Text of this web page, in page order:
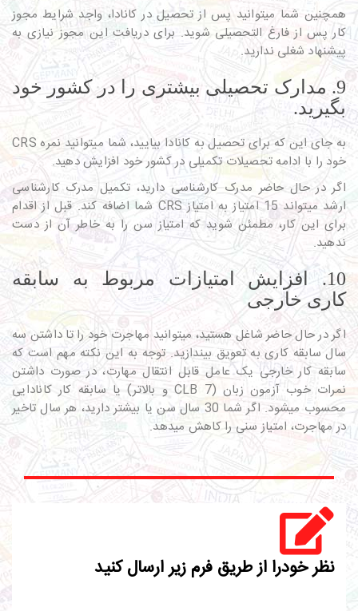
هم­چنین شما می­توانید پس از تحصیل در کانادا، واجد شرایط مجوز
کار پس از فارغ التحصیلی شوید. برای دریافت این مجوز نیازی به
پیشنهاد شغلی ندارید.
9. مدارک تحصیلی بیشتری را در کشور خود
بگیرید.
به جای این که برای تحصیل به کانادا بیایید، شما می­توانید نمره CRS
خود را با ادامه تحصیلات تکمیلی در کشور خود افزایش دهید.
اگر در حال حاضر مدرک کارشناسی دارید، تکمیل مدرک کارشناسی
ارشد می­تواند 15 امتیاز به امتیاز CRS شما اضافه کند. قبل از اقدام
برای این کار، مطمئن شوید که امتیاز سن را به خاطر آن از دست
ندهید.
10. افزایش امتیازات مربوط به سابقه
کاری خارجی
اگر در حال حاضر شاغل هستید، می­توانید مهاجرت خود را تا داشتن سه
سال سابقه کاری به تعویق بیندازید. توجه به این نکته مهم است که
سابقه کار خارجی یک عامل قابل انتقال مهارت، در صورت داشتن
نمرات خوب آزمون زبان (CLB 7 و بالاتر) یا سابقه کار کانادایی
محسوب می­شود. اگر شما 30 سال سن یا بیشتر دارید، هر سال تاخیر
در مهاجرت، امتیاز سنی را کاهش می­دهد.
نظر خودرا از طریق فرم زیر ارسال کنید